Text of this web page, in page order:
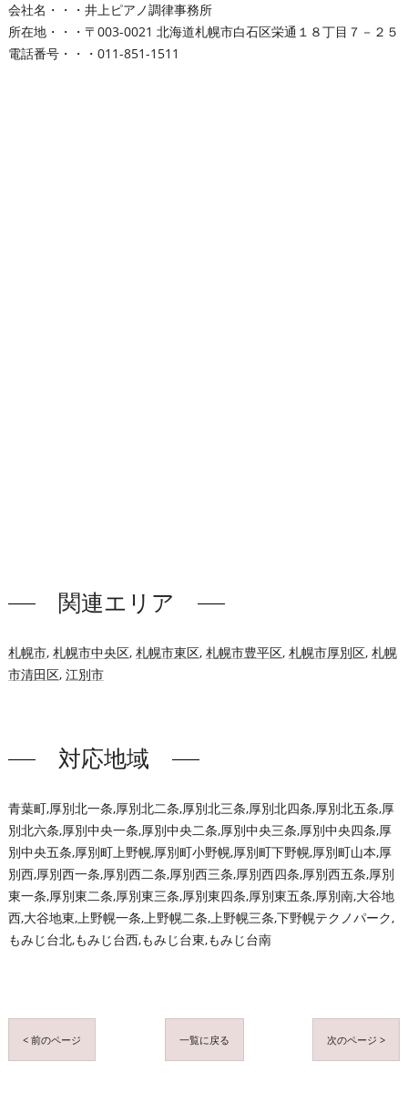
会社名・・・井上ピアノ調律事務所
所在地・・・〒003-0021 北海道札幌市白石区栄通１８丁目７－２５
電話番号・・・011-851-1511
関連エリア
札幌市, 札幌市中央区, 札幌市東区, 札幌市豊平区, 札幌市厚別区, 札幌
市清田区, 江別市
対応地域
青葉町,厚別北一条,厚別北二条,厚別北三条,厚別北四条,厚別北五条,厚
別北六条,厚別中央一条,厚別中央二条,厚別中央三条,厚別中央四条,厚
別中央五条,厚別町上野幌,厚別町小野幌,厚別町下野幌,厚別町山本,厚
別西,厚別西一条,厚別西二条,厚別西三条,厚別西四条,厚別西五条,厚別
東一条,厚別東二条,厚別東三条,厚別東四条,厚別東五条,厚別南,大谷地
西,大谷地東,上野幌一条,上野幌二条,上野幌三条,下野幌テクノパーク,
もみじ台北,もみじ台西,もみじ台東,もみじ台南
< 前のページ 一覧に戻る 次のページ >